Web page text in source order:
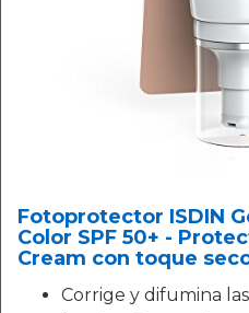
Fotoprotector ISDIN
Color SPF 50+ -
Cream con toque
Corrige y difumina